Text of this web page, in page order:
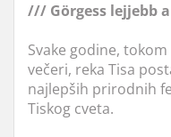
/// Görgess lejjebb
Svake godine,
večeri, reka Tisa
najlepših prirodnih
Tiskog cveta.